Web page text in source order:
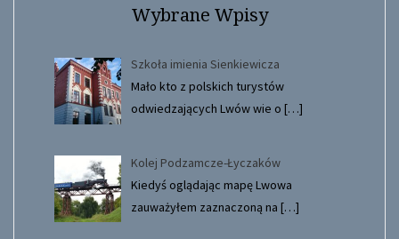
Wybrane Wpisy
Szkoła imienia Sienkiewicza
Mało kto z polskich turystów
odwiedzających Lwów wie o […]
Kolej Podzamcze-Łyczaków
Kiedyś oglądając mapę Lwowa
zauważyłem zaznaczoną na […]